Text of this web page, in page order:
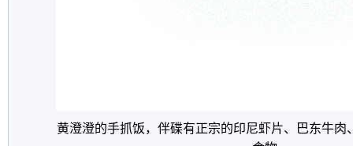
黄澄澄的手抓饭，伴碟有正宗的印尼虾片、巴东牛肉